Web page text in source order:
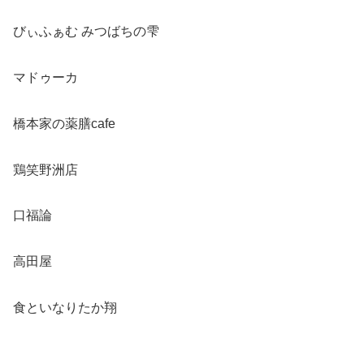
びぃふぁむ みつばちの雫
マドゥーカ
橋本家の薬膳cafe
鶏笑野洲店
口福論
高田屋
食といなりたか翔